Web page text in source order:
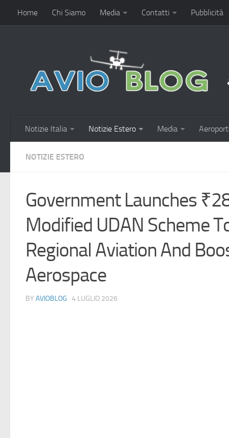
Home Chi Siamo Media Contatti Pubblicità
Notizie Italia Notizie Estero Media Aeroporti
NOTIZIE ESTERO
Government Launches
Modified UDAN Scheme
Regional Aviation And
Aerospace
BY AVIOBLOG · 4 LUGLIO 2026